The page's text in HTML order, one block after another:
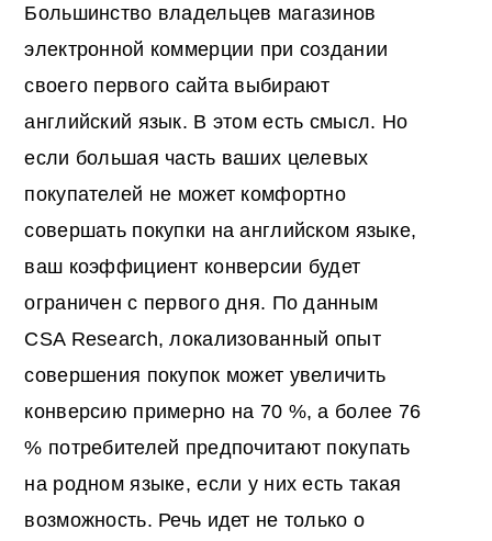
Большинство владельцев магазинов
электронной коммерции при создании
своего первого сайта выбирают
английский язык. В этом есть смысл. Но
если большая часть ваших целевых
покупателей не может комфортно
совершать покупки на английском языке,
ваш коэффициент конверсии будет
ограничен с первого дня. По данным
CSA Research, локализованный опыт
совершения покупок может увеличить
конверсию примерно на 70 %, а более 76
% потребителей предпочитают покупать
на родном языке, если у них есть такая
возможность. Речь идет не только о